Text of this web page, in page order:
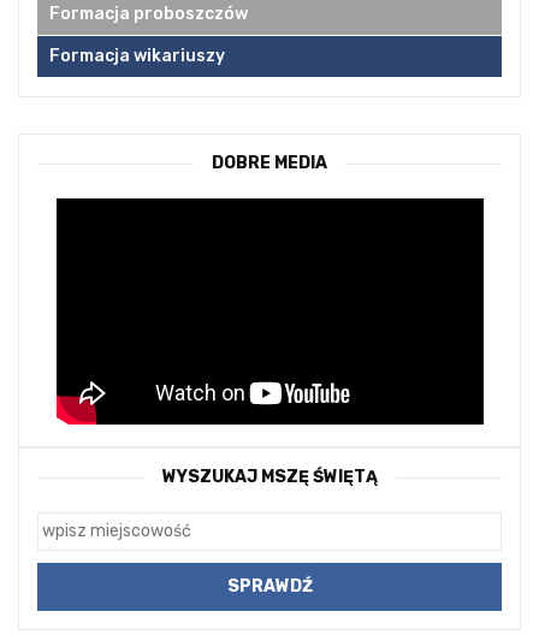
Formacja proboszczów
Formacja wikariuszy
DOBRE MEDIA
WYSZUKAJ MSZĘ ŚWIĘTĄ